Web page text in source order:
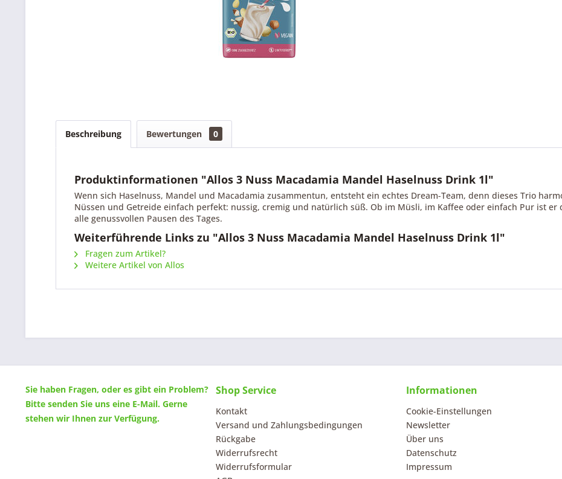
Beschreibung Bewertungen 0
Produktinformationen "Allos 3 Nuss Macadamia Mandel Haselnuss Drink 1l"
Wenn sich Haselnuss, Mandel und Macadamia zusammentun, entsteht ein echtes Dream-Team, denn dieses Trio
Nüssen und Getreide einfach perfekt: nussig, cremig und natürlich süß. Ob im Müsli, im Kaffee oder einfach Pur ist
alle genussvollen Pausen des Tages.
Weiterführende Links zu "Allos 3 Nuss Macadamia Mandel Haselnuss Drink 1l"
Fragen zum Artikel?
Weitere Artikel von Allos
Sie haben Fragen, oder es gibt ein Problem?
Bitte senden Sie uns eine E-Mail. Gerne
stehen wir Ihnen zur Verfügung.
Shop Service
Kontakt
Versand und Zahlungsbedingungen
Rückgabe
Widerrufsrecht
Widerrufsformular
Informationen
Cookie-Einstellungen
Newsletter
Über uns
Datenschutz
Impressum